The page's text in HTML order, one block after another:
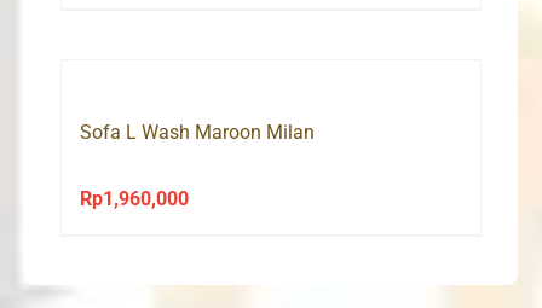
Sofa L Wash Maroon Milan
Rp1,960,000